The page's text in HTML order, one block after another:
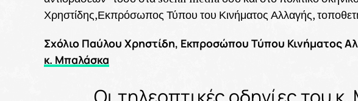
Χρηστίδης,Εκπρόσωπος Τύπου του Κινήματος Αλλαγής,
Σχόλιο Παύλου Χρηστίδη, Εκπροσώπου Τύπου Κινήματος
κ. Μπαλάσκα